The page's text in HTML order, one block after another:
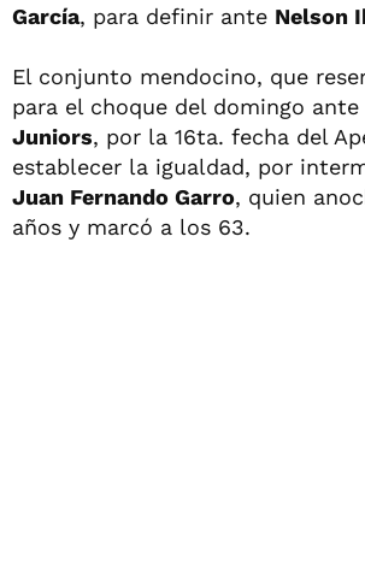
García, para definir ante Nelson
El conjunto mendocino, que
para el choque del domingo
Juniors, por la 16ta. fecha del
establecer la igualdad, por
Juan Fernando Garro, quien
años y marcó a los 63.